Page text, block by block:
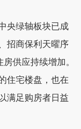
绿轴板块已成
招商保利天曜序
供应持续增加。
住宅楼盘，也在
满足购房者日益